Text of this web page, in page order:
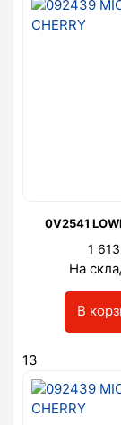
0V2541
1 613
На
В
13